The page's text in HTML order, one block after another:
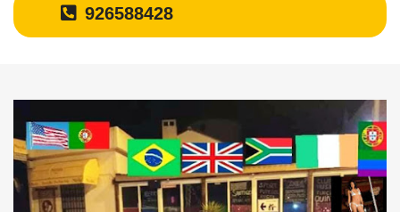
926588428